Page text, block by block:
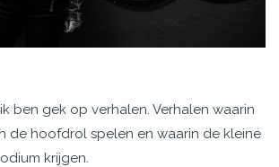
ben gek op verhalen. Verhalen waarin
de hoofdrol spelen en waarin de kleine
krijgen.